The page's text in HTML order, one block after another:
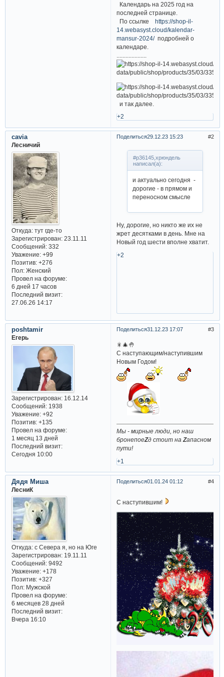
Календарь на 2025 год на
последней странице.
По ссылке
https://shop-il-
14.webasyst.cloud/kalendar-
mansur-2024/подробней о
календаре.
и так далее.
+2
Поделиться 2
29.12.23 15:23
cavia
Лесничий
Откуда:тут где-то
Зарегистрирован: 23.11.11
Сообщений:332
Уважение: +99
Позитив: +276
Пол:Женский
Провел на форуме:
6 дней 17 часов
Последний визит:
27.06.26 14:17
#p36145,хрюндель
написал(а):
и актуально сегодня -
дорогие - в прямом и
переносном смысле
Ну, дорогие, но никто же их не
жрет десятками в день. Мне на
Новый год шести вполне хватит.
+2
Поделиться 3
31.12.23 17:07
poshtamir
Егерь
Зарегистрирован: 16.12.14
Сообщений:1938
Уважение: +92
Позитив: +135
Провел на форуме:
1 месяц 13 дней
Последний визит:
Сегодня 10:00
🎇🎄🤚
С наступающим/наступившим
Новым Годом!
Мы - мирные люди, но наш
бронепоеZд стоит наZапасном
пути!
+1
Поделиться 4
01.01.24 01:12
Дядя Миша
ЛесниК
Откуда:с Севера я, но на Юге
Зарегистрирован: 19.11.11
Сообщений:9492
Уважение: +178
Позитив: +327
Пол:Мужской
Провел на форуме:
6 месяцев 28 дней
Последний визит:
Вчера 16:10
С наступившим!